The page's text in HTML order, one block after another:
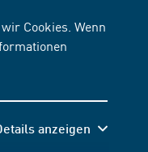
Cookies. Wenn
anzeigen